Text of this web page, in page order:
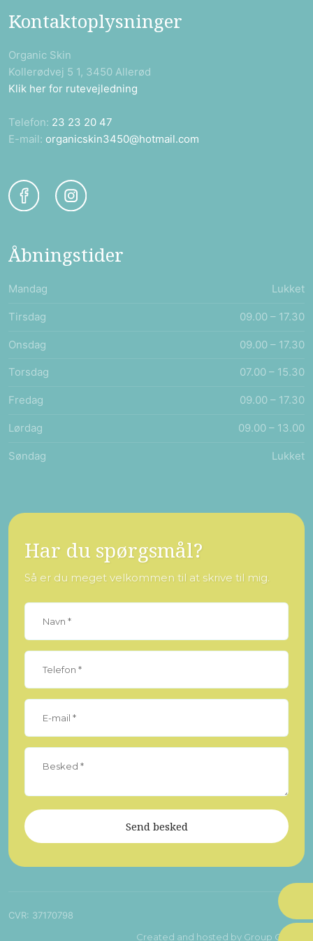
Kontaktoplysninger
Organic Skin
Kollerødvej 5 1, 3450 Allerød
Klik her for rutevejledning
Telefon: 23 23 20 47
E-mail: organicskin3450@hotmail.com
Åbningstider​
Mandag Lukket
Tirsdag 09.00 – 17.30​
Onsdag 09.00 – 17.30​
Torsdag 07.00 – 15.30​
Fredag 09.00 – 17.30​
Lørdag 09.00 – 13.00
Søndag Lukket
Har du spørgsmål?
Så er du meget velkommen til at skrive til mig.​
CVR​: 37170798
Created and hosted by Group Online